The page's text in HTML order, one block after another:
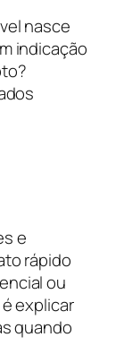
nasce
indicação
e
rápido
ou
explicar
quando